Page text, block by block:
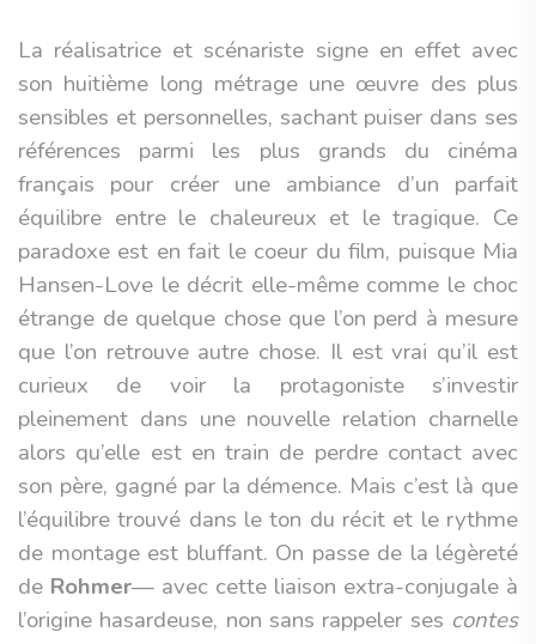
La réalisatrice et scénariste signe en effet avec
son huitième long métrage une œuvre des plus
sensibles et personnelles, sachant puiser dans ses
références parmi les plus grands du cinéma
français pour créer une ambiance d’un parfait
équilibre entre le chaleureux et le tragique. Ce
paradoxe est en fait le coeur du film, puisque Mia
Hansen-Love le décrit elle-même comme le choc
étrange de quelque chose que l’on perd à mesure
que l’on retrouve autre chose. Il est vrai qu’il est
curieux de voir la protagoniste s’investir
pleinement dans une nouvelle relation charnelle
alors qu’elle est en train de perdre contact avec
son père, gagné par la démence. Mais c’est là que
l’équilibre trouvé dans le ton du récit et le rythme
de montage est bluffant. On passe de la légèreté
de Rohmer— avec cette liaison extra-conjugale à
l’origine hasardeuse, non sans rappeler ses contes